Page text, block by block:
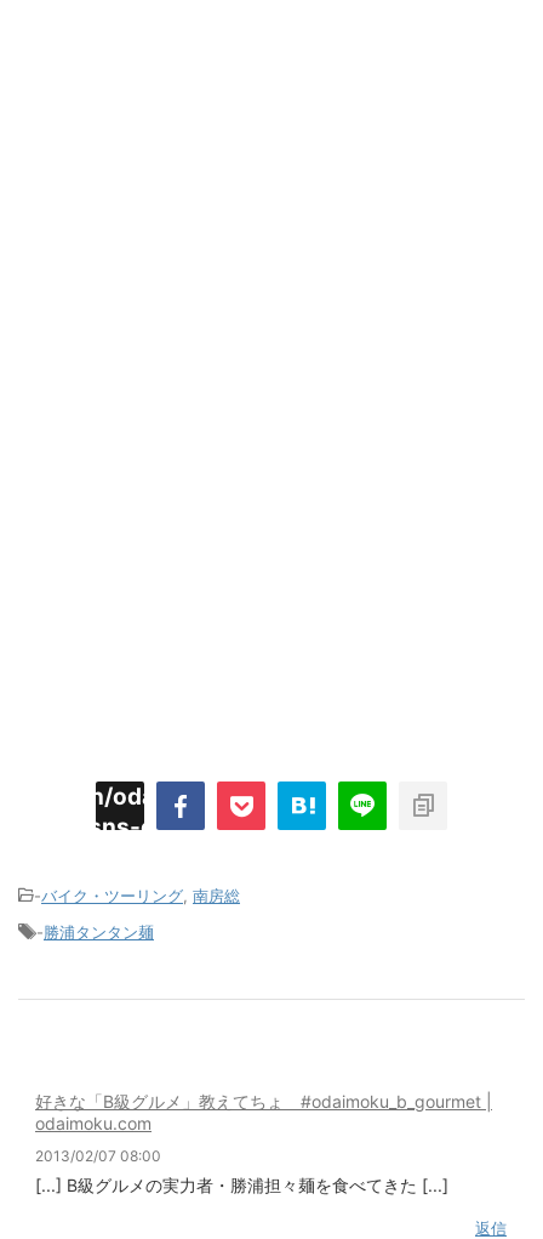
odaiji.com/public_html/blog/wp-
sns-count-cache/sns-count-
-バイク・ツーリング 南房総
-勝浦タンタン麺
好きな「B級グルメ」教えてちょ #odaimoku_b_gourmet |
odaimoku.com
2013/02/07 08:00
[...] B級グルメの実力者・勝浦担々麺を食べてきた [...]
返信